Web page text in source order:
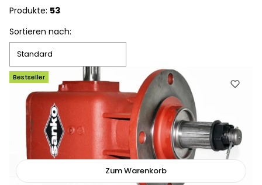
Produkte: 53
Produktliste
Sortieren nach:
Standard
Bestseller
Zum Warenkorb